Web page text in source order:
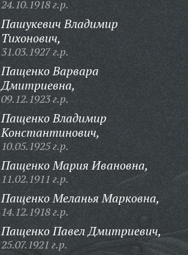
24.10.1918 г.р.
Пашукевич Владимир
Тихонович,
31.03.1927 г.р.
Пащенко Варвара
Дмитриевна,
09.12.1923 г.р.
Пащенко Владимир
Константинович,
10.05.1925 г.р.
Пащенко Мария Ивановна,
11.02.1911 г.р.
Пащенко Меланья Марковна,
14.12.1918 г.р.
Пащенко Павел Дмитриевич,
25.07.1921 г.р.